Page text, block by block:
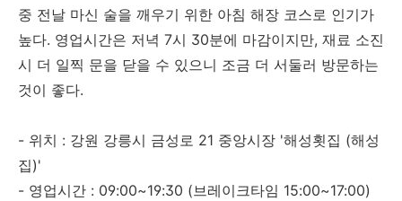
중 전날 마신 술을 깨우기 위한 아침 해장 코스로 인기가
높다. 영업시간은 저녁 7시 30분에 마감이지만, 재료 소진
시 더 일찍 문을 닫을 수 있으니 조금 더 서둘러 방문하는
것이 좋다.
- 위치 : 강원 강릉시 금성로 21 중앙시장 '해성횟집 (해성
집)'
- 영업시간 : 09:00~19:30 (브레이크타임 15:00~17:00)